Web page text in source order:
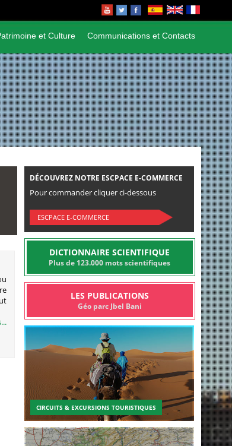
et Culture Communications et Contacts
DÉCOUVREZ NOTRE ESCPACE E-COMMERCE
Pour commander cliquer ci-dessous
ESCPACE E-COMMERCE
DICTIONNAIRE SCIENTIFIQUE
Plus de 123.000 mots scientifiques
LES PUBLICATIONS
Géo parc Jbel Bani
CIRCUITS & EXCURSIONS TOURISTIQUES